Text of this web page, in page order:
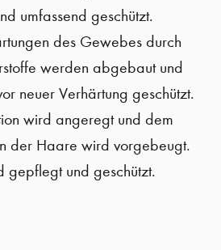
umfassend geschützt.
des Gewebes durch
werden abgebaut und
neuer Verhärtung geschützt.
wird angeregt und dem
der Haare wird vorgebeugt.
gepflegt und geschützt.